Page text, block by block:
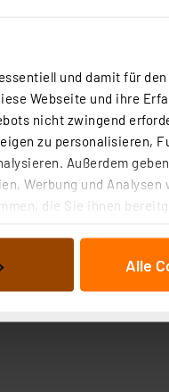
und damit für
Webseite und ihre
nicht zwingend
zu personalisieren,
Außerdem
Werbung und
die Sie ihnen
ausgewählten
Zweck und Anbieter
Alle